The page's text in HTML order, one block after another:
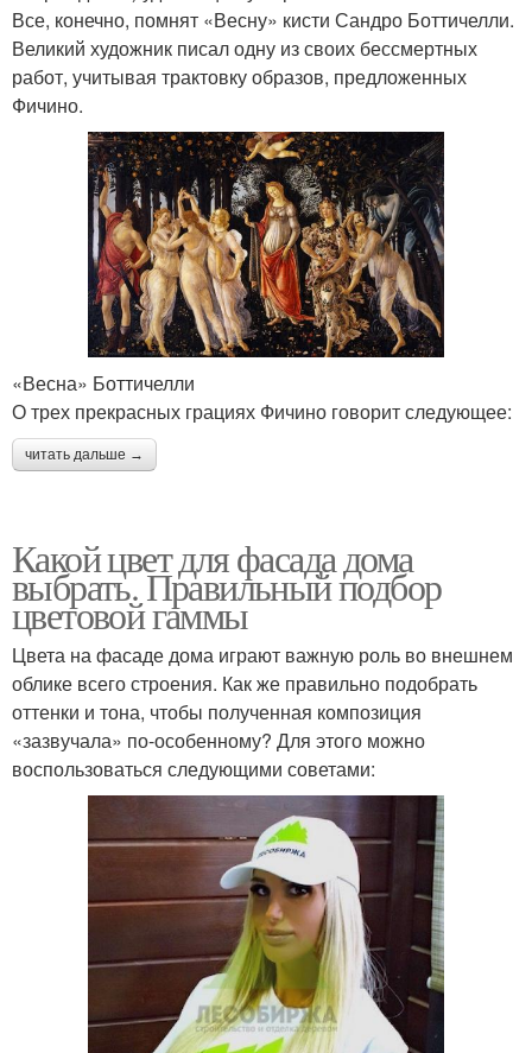
Все, конечно, помнят «Весну» кисти Сандро Боттичелли.
Великий художник писал одну из своих бессмертных
работ, учитывая трактовку образов, предложенных
Фичино.
«Весна» Боттичелли
О трех прекрасных грациях Фичино говорит следующее:
читать дальше →
Какой цвет для фасада дома
выбрать. Правильный подбор
цветовой гаммы
Цвета на фасаде дома играют важную роль во внешнем
облике всего строения. Как же правильно подобрать
оттенки и тона, чтобы полученная композиция
«зазвучала» по-особенному? Для этого можно
воспользоваться следующими советами: